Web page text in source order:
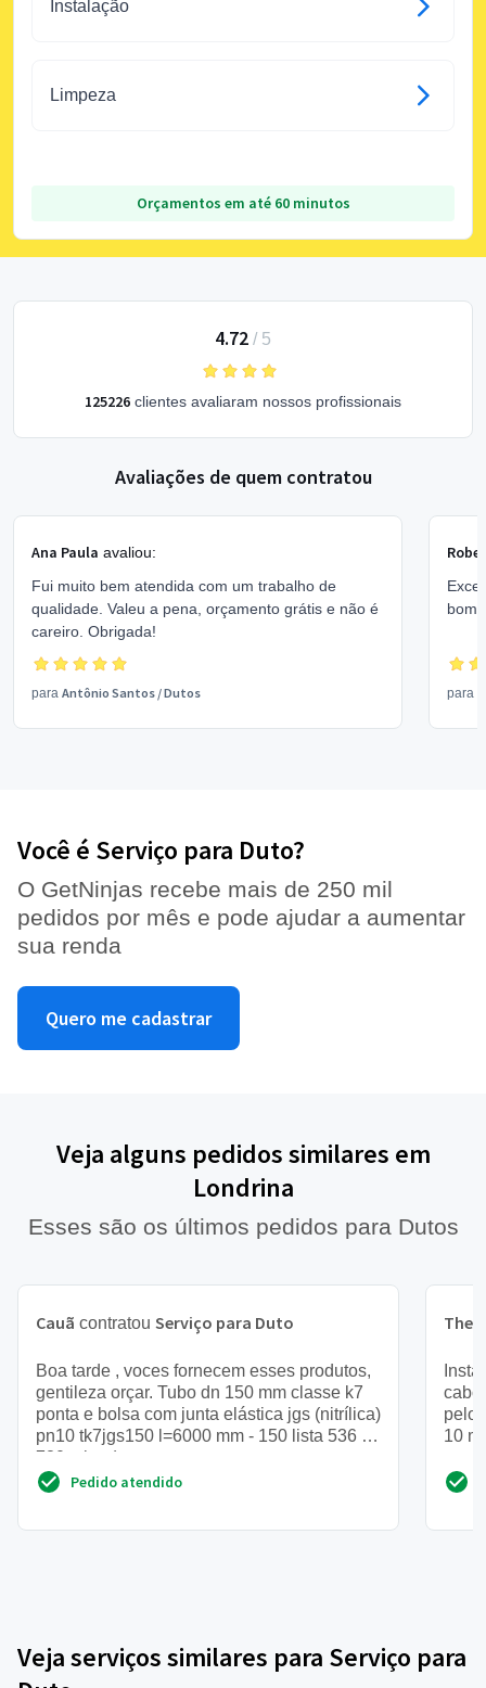
Instalação
Limpeza
Orçamentos em até 60 minutos
4.72 / 5
125226 clientes avaliaram nossos profissionais
Avaliações de quem contratou
Ana Paula avaliou:
Fui muito bem atendida com um trabalho de
qualidade. Valeu a pena, orçamento grátis e não é
careiro. Obrigada!
para Antônio Santos /Dutos
bom
para
Você é Serviço para Duto?
O GetNinjas recebe mais de 250 mil
pedidos por mês e pode ajudar a aumentar
sua renda
Quero me cadastrar
Veja alguns pedidos similares em
Londrina
Esses são os últimos pedidos para Dutos
Cauã contratou Serviço para Duto
Boa tarde , voces fornecem esses produtos,
gentileza orçar. Tubo dn 150 mm classe k7
ponta e bolsa com junta elástica jgs (nitrílica)
pn10 tk7jgs150 l=6000 mm - 150 lista 536 m
780 tubo d...
Pedido atendido
Theo
cabo
pelo
10
Veja serviços similares para Serviço para